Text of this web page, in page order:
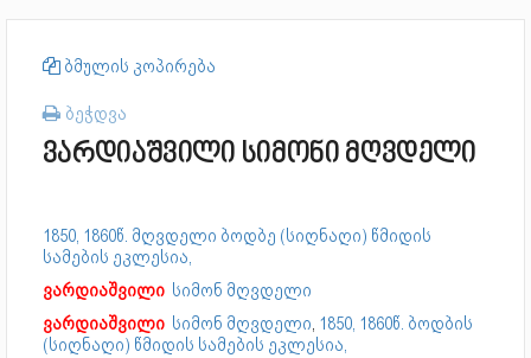
ბმულის კოპირება
ბეჭდვა
ვარდიაშვილი სიმონი მღვდელი
1850, 1860წ. მღვდელი ბოდბე (სიღნაღი) წმიდის
სამების ეკლესია,
ვარდიაშვილი სიმონ მღვდელი
ვარდიაშვილი სიმონ მღვდელი, 1850, 1860წ. ბოდბის
(სიღნაღი) წმიდის სამების ეკლესია,